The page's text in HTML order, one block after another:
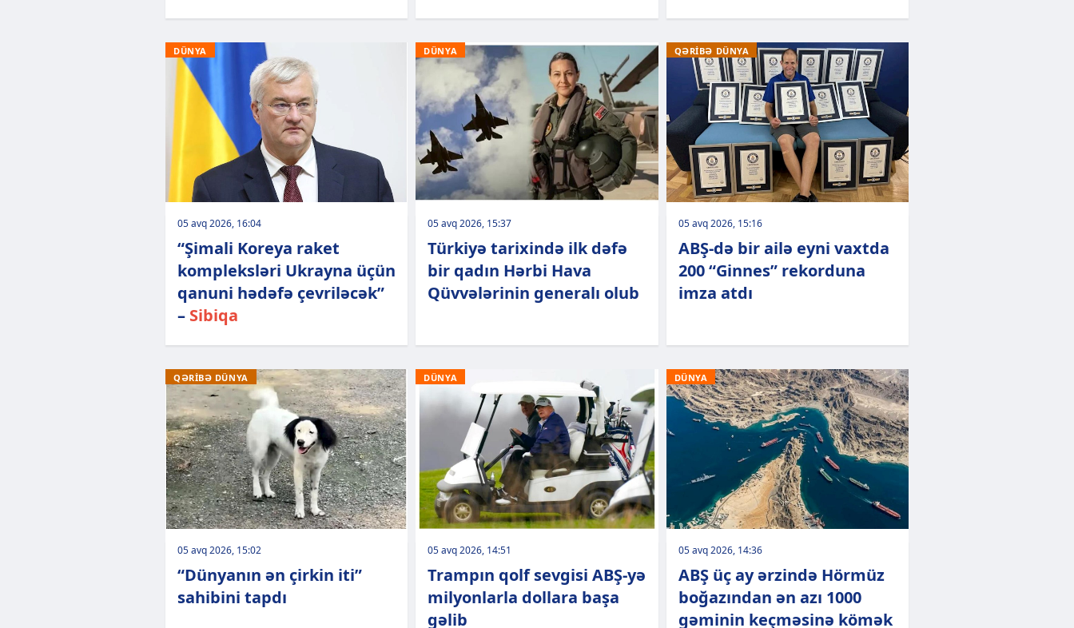
DÜNYA
05 avq 2026, 16:04
“Şimali Koreya raket
kompleksləri Ukrayna üçün
qanuni hədəfə çevriləcək”
– Sibiqa
DÜNYA
05 avq 2026, 15:37
Türkiyə tarixində ilk dəfə
bir qadın Hərbi Hava
Qüvvələrinin generalı olub
QƏRİBƏ DÜNYA
05 avq 2026, 15:16
ABŞ-də bir ailə eyni vaxtda
200 “Ginnes” rekorduna
imza atdı
QƏRİBƏ DÜNYA
05 avq 2026, 15:02
“Dünyanın ən çirkin iti”
sahibini tapdı
DÜNYA
05 avq 2026, 14:51
Trampın qolf sevgisi ABŞ-yə
milyonlarla dollara başa
gəlib
DÜNYA
05 avq 2026, 14:36
ABŞ üç ay ərzində Hörmüz
boğazından ən azı 1000
gəminin keçməsinə kömək